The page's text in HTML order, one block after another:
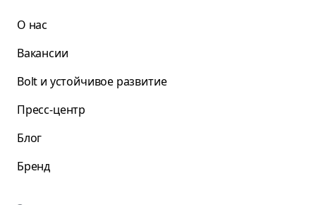
О нас
Вакансии
Bolt и устойчивое развитие
Пресс-центр
Блог
Бренд